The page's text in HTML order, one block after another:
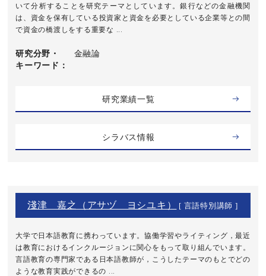
いて分析することを研究テーマとしています。銀行などの金融機関
は、資金を保有している投資家と資金を必要としている企業等との間
で資金の橋渡しをする重要な ...
研究分野・
キーワード
金融論
研究業績一覧
シラバス情報
淺津 嘉之（アサヅ ヨシユキ） [ 言語特別講師 ]
大学で日本語教育に携わっています。協働学習やライティング，最近
は教育におけるインクルージョンに関心をもって取り組んでいます。
言語教育の専門家である日本語教師が，こうしたテーマのもとでどの
ような教育実践ができるの ...